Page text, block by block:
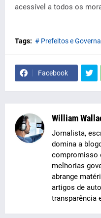
acessível a todos os
Tags: # Prefeitos e
Facebook
William
Jornalista,
domina a
compromisso
melhorias
abrange
artigos de
transparência